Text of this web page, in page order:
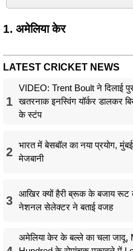
1. अमेलिया केर
LATEST CRICKET NEWS
1
VIDEO: Trent Boult ने दिलाई
खतरनाक इनस्विंग यॉर्कर डालकर
के स्टंप
2
भारत में बेसबॉल का नया प्रयोग,
मेजबानी
3
आखिर क्यों हैरी ब्रूक के बजाय रूट
नेशनल सेलेक्टर ने बताई वजह
अमेलिया केर के बल्ले का चला